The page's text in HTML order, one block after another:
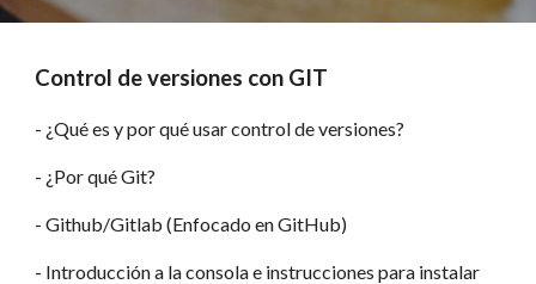
Control de versiones con GIT
- ¿Qué es y por qué usar control de versiones?
- ¿Por qué Git?
- Github/Gitlab (Enfocado en GitHub)
- Introducción a la consola e instrucciones para instalar